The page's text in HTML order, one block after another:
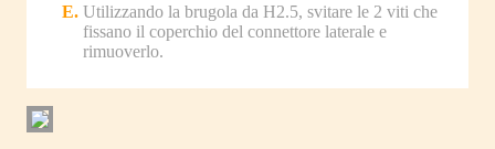
Utilizzando la brugola da H2.5, svitare le 2 viti che
fissano il coperchio del connettore laterale e
rimuoverlo.